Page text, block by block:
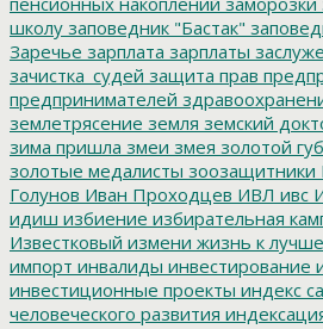
школу заповедник "Бастак"
Заречье зарплата зарплаты
зачистка_судей защита прав
предпринимателей
землетрясение земля земский
зима пришла змеи змея золотой
золотые медалисты зоозащитники
Голунов Иван Проходцев ИВЛ ивс
идиш избиение избирательная
Известковый измени жизнь к
импорт инвалиды инвестирование
инвестиционные проекты индекс
человеческого развития